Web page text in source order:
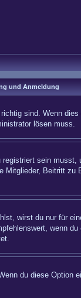
und Anmeldung
sind. Wenn
lösen muss.
sein
Beitritt
wirst du nur für
wenn
du diese